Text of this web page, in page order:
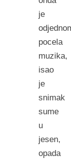
je
pocela
muzika,
isao
je
snimak
sume
u
jesen,
opada